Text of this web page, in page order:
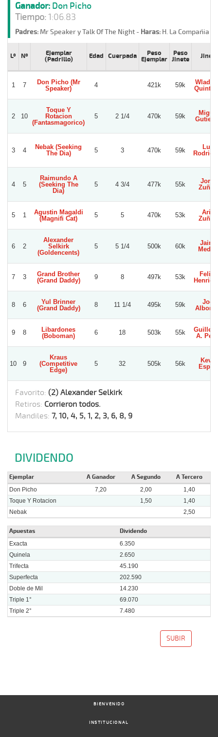
Ganador: Don Picho
Tiempo:1:06.83
Padres: Mr Speaker y Talk Of The Night - Haras: H. La Compañia -
Lº Nº
Ejemplar
(Padrillo)
Edad Cuerpada
Peso
Ejemplar
Peso
Jinete
Jinete
1 7
Don Picho (Mr
Speaker)
4 421k 59k
2 10
Toque Y
Rotacion
(Fantasmagorico)
5 2 1/4 470k 59k
3 4
Nebak (Seeking
The Dia)
5 3 470k 59k
Luis
4 5
Raimundo A
(Seeking The
Dia)
5 4 3/4 477k 55k
Jorge
5 1
Agustin Magaldi
(Magnifi Cat)
5 5 470k 53k
Ariel
6 2
Alexander
Selkirk
(Goldencents)
5 5 1/4 500k 60k
Jaime
7 3
Grand Brother
(Grand Daddy)
9 8 497k 53k
Felipe
8 6
Yul Brinner
(Grand Daddy)
8 11 1/4 495k 59k
Joel
9 8
Libardones
(Boboman)
6 18 503k 55k
A.
10 9
Kraus
(Competitive
Edge)
5 32 505k 56k
Kevin
Favorito: (2) Alexander Selkirk
Retiros: Corrieron todos.
Mandiles: 7, 10, 4, 5, 1, 2, 3, 6, 8, 9
DIVIDENDO
Ejemplar A Ganador A Segundo A Tercero
Don Picho 7,20 2,00
1,40
Toque Y Rotacion
1,50
1,40
Nebak
2,50
Apuestas Dividendo
Exacta
6.350
Quinela
2.650
Trifecta
45.190
Superfecta
202.590
Doble de Mil
14.230
Triple 1°
69.070
Triple 2°
7.480
SUBIR
BIENVENIDO
INSTITUCIONAL